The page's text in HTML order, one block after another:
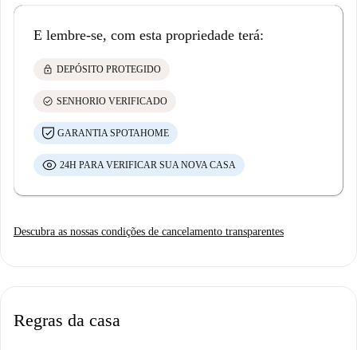
E lembre-se, com esta propriedade terá:
lock DEPÓSITO PROTEGIDO
check_circle SENHORIO VERIFICADO
GARANTIA SPOTAHOME
24H PARA VERIFICAR SUA NOVA CASA
Descubra as nossas condições de cancelamento transparentes
Regras da casa